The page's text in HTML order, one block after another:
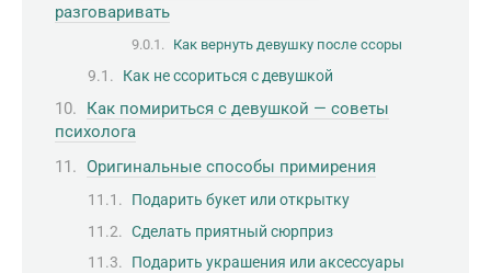
разговаривать
Как вернуть девушку после ссоры
Как не ссориться с девушкой
Как помириться с девушкой — советы
психолога
Оригинальные способы примирения
Подарить букет или открытку
Сделать приятный сюрприз
Подарить украшения или аксессуары